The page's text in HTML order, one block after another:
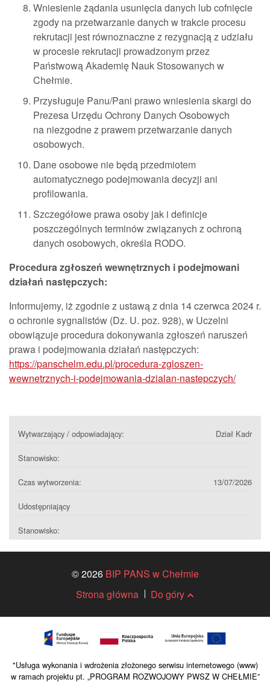
Wniesienie żądania usunięcia danych lub cofnięcie
zgody na przetwarzanie danych w trakcie procesu
rekrutacji jest równoznaczne z rezygnacją z udziału
w procesie rekrutacji prowadzonym przez
Państwową Akademię Nauk Stosowanych w
Chełmie.
Przysługuje Panu/Pani prawo wniesienia skargi do
Prezesa Urzędu Ochrony Danych Osobowych
na niezgodne z prawem przetwarzanie danych
osobowych.
Dane osobowe nie będą przedmiotem
automatycznego podejmowania decyzji ani
profilowania.
Szczegółowe prawa osoby jak i definicje
poszczególnych terminów związanych z ochroną
danych osobowych, określa RODO.
Procedura zgłoszeń wewnętrznych i podejmowani
działań następczych:
Informujemy, iż zgodnie z ustawą z dnia 14 czerwca 2024 r.
o ochronie sygnalistów (Dz. U. poz. 928), w Uczelni
obowiązuje procedura dokonywania zgłoszeń naruszeń
prawa i podejmowania działań następczych:
https://panschelm.edu.pl/procedura-zgloszen-
wewnetrznych-i-podejmowania-dzialan-nastepczych/
Wytwarzający / odpowiadający: Dział Kadr
Stanowisko:
Czas wytworzenia: 13/07/2026
Udostępniający
Stanowisko:
© 2026 BIP PANS w Chełmie
Strona główna
Do góry
"Usługa wykonania i wdrożenia złożonego serwisu internetowego (www)
w ramach projektu pt. „PROGRAM ROZWOJOWY PWSZ W CHEŁMIE”